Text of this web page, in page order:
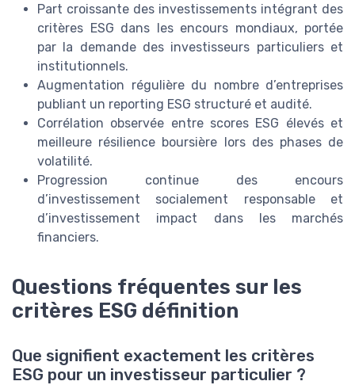
Part croissante des investissements intégrant des
critères ESG dans les encours mondiaux, portée
par la demande des investisseurs particuliers et
institutionnels.
Augmentation régulière du nombre d’entreprises
publiant un reporting ESG structuré et audité.
Corrélation observée entre scores ESG élevés et
meilleure résilience boursière lors des phases de
volatilité.
Progression continue des encours
d’investissement socialement responsable et
d’investissement impact dans les marchés
financiers.
Questions fréquentes sur les
critères ESG définition
Que signifient exactement les critères
ESG pour un investisseur particulier ?